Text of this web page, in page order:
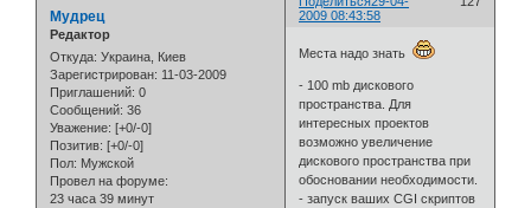
2009 08:43:58
Мудрец
Редактор
Откуда: Украина, Киев
Зарегистрирован: 11-03-2009
Приглашений: 0
Сообщений: 36
Уважение: [+0/-0]
Позитив: [+0/-0]
Пол: Мужской
Провел на форуме:
23 часа 39 минут
Места надо знать
- 100 mb дискового
пространства. Для
интересных проектов
возможно увеличение
дискового пространства при
обосновании необходимости.
- запуск ваших CGI скриптов